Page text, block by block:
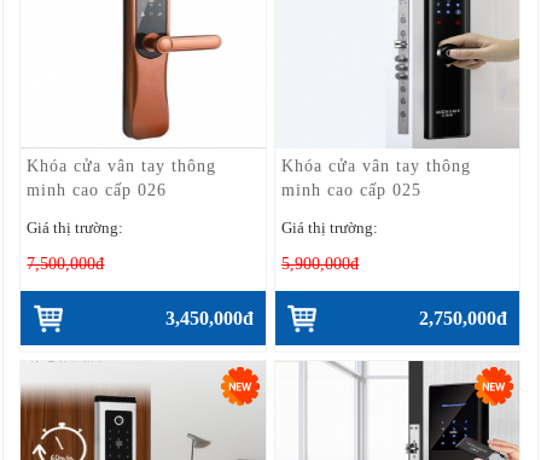
Khóa cửa vân tay thông
minh cao cấp 026
Giá thị trường:
7,500,000đ
3,450,000đ
Khóa cửa vân tay thông
minh cao cấp 025
Giá thị trường:
5,900,000đ
2,750,000đ